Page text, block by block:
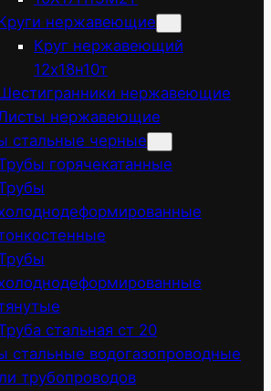
нержавеющие
Круг нержавеющий
12х18н10т
нержавеющие
нержавеющие
стальные черные
горячекатанные
стальная ст 20
стальные водогазопроводные
трубопроводов